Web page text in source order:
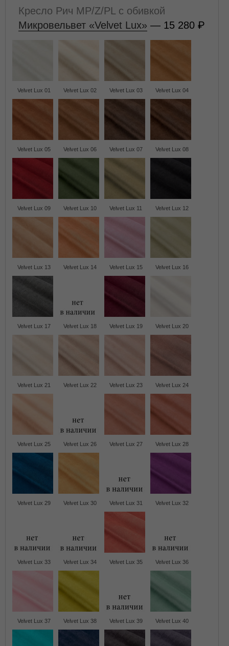
Кресло Рич MP/Z/PL с обивкой
Микровельвет «Velvet Lux» — 15 280
Velvet Lux 01 Velvet Lux 02 Velvet Lux 03 Velvet Lux 04
Velvet Lux 05 Velvet Lux 06 Velvet Lux 07 Velvet Lux 08
Velvet Lux 09 Velvet Lux 10 Velvet Lux 11 Velvet Lux 12
Velvet Lux 13 Velvet Lux 14 Velvet Lux 15 Velvet Lux 16
Velvet Lux 17 Velvet Lux 18 Velvet Lux 19 Velvet Lux 20
Velvet Lux 21 Velvet Lux 22 Velvet Lux 23 Velvet Lux 24
Velvet Lux 25 Velvet Lux 26 Velvet Lux 27 Velvet Lux 28
Velvet Lux 29 Velvet Lux 30 Velvet Lux 31 Velvet Lux 32
Velvet Lux 33 Velvet Lux 34 Velvet Lux 35 Velvet Lux 36
Velvet Lux 37 Velvet Lux 38 Velvet Lux 39 Velvet Lux 40